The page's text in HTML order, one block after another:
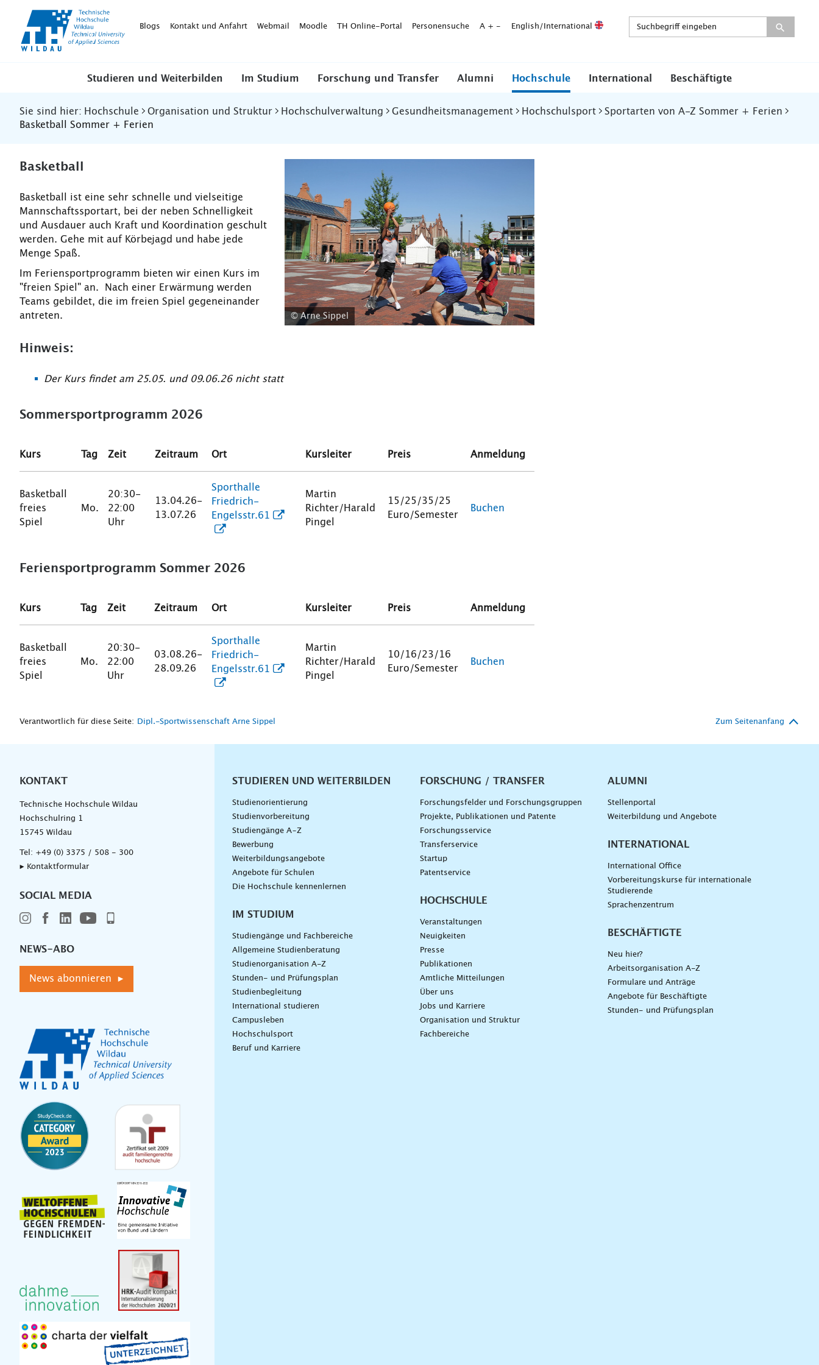
WildauBlogs Kontakt und Anfahrt Webmail Moodle TH Online-Portal Personensuche A + - English/International
Studieren und Weiterbilden Im Studium Forschung und Transfer Alumni Hochschule International Beschäftigte
Sie sind hier: Hochschule Organisation und Struktur Hochschulverwaltung Gesundheitsmanagement Hochschulsport
Sportarten von A-Z Sommer + Ferien
Basketball Sommer + Ferien
Basketball
Basketball ist eine sehr schnelle und vielseitige
Mannschaftssportart, bei der neben Schnelligkeit
und Ausdauer auch Kraft und Koordination geschult
werden. Gehe mit auf Körbejagd und habe jede
Menge Spaß.
Im Feriensportprogramm bieten wir einen Kurs im
"freien Spiel" an. Nach einer Erwärmung werden
Teams gebildet, die im freien Spiel gegeneinander
antreten.
© Arne Sippel
Hinweis:
Der Kurs findet am 25.05. und 09.06.26 nicht statt
Sommersportprogramm 2026
Kurs Tag Zeit Zeitraum Ort Kursleiter Preis Anmeldung
Basketball
freies
Spiel
Mo.
20:30-
22:00
Uhr
13.04.26-
13.07.26
Sporthalle
Friedrich-
Engelsstr.61
Martin
Richter/Harald
Pingel
15/25/35/25
Euro/Semester
Buchen
Feriensportprogramm Sommer 2026
Kurs Tag Zeit Zeitraum Ort Kursleiter Preis Anmeldung
Basketball
freies
Spiel
Mo.
20:30-
22:00
Uhr
03.08.26-
28.09.26
Sporthalle
Friedrich-
Engelsstr.61
Martin
Richter/Harald
Pingel
10/16/23/16
Euro/Semester
Buchen
Verantwortlich für diese Seite: Dipl.-Sportwissenschaft Arne Sippel Zum Seitenanfang
KONTAKT
Technische Hochschule Wildau
Hochschulring 1
15745 Wildau
Tel: +49 (0) 3375 / 508 - 300
▸ Kontaktformular
SOCIAL MEDIA
NEWS-ABO
News abonnieren ▸
Unternavigation
STUDIEREN UND WEITERBILDEN
Studienorientierung
Studienvorbereitung
Studiengänge A–Z
Bewerbung
Weiterbildungsangebote
Angebote für Schulen
Die Hochschule kennenlernen
IM STUDIUM
Studiengänge und Fachbereiche
Allgemeine Studienberatung
Studienorganisation A-Z
Stunden- und Prüfungsplan
Studienbegleitung
International studieren
Campusleben
Hochschulsport
Beruf und Karriere
FORSCHUNG / TRANSFER
Forschungsfelder und Forschungsgruppen
Projekte, Publikationen und Patente
Forschungsservice
Transferservice
Startup
Patentservice
HOCHSCHULE
Veranstaltungen
Neuigkeiten
Presse
Publikationen
Amtliche Mitteilungen
Über uns
Jobs und Karriere
Organisation und Struktur
Fachbereiche
ALUMNI
Stellenportal
Weiterbildung und Angebote
INTERNATIONAL
International Office
Vorbereitungskurse für internationale
Studierende
Sprachenzentrum
BESCHÄFTIGTE
Neu hier?
Arbeitsorganisation A-Z
Formulare und Anträge
Angebote für Beschäftigte
Stunden- und Prüfungsplan